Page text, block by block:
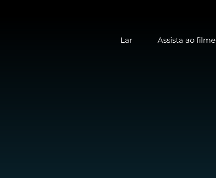
Lar Assista ao filme